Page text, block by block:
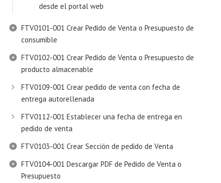
desde el portal web
FTV0101-001 Crear Pedido de Venta o Presupuesto de
consumible
FTV0102-001 Crear Pedido de Venta o Presupuesto de
producto almacenable
FTV0109-001 Crear pedido de venta con fecha de
entrega autorellenada
FTV0112-001 Establecer una fecha de entrega en
pedido de venta
FTV0103-001 Crear Sección de pedido de Venta
FTV0104-001 Descargar PDF de Pedido de Venta o
Presupuesto